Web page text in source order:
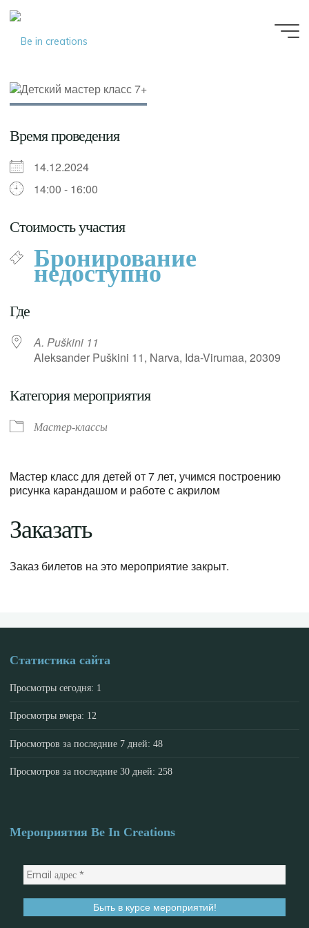
Время проведения
14.12.2024
14:00 - 16:00
Стоимость участия
Бронирование
недоступно
Где
A. Puškini 11
Aleksander Puškini 11, Narva, Ida-Virumaa, 20309
Категория мероприятия
Мастер-классы
Мастер класс для детей от 7 лет, учимся построению
рисунка карандашом и работе с акрилом
Заказать
Заказ билетов на это мероприятие закрыт.
Статистика сайта
Просмотры сегодня: 1
Просмотры вчера: 12
Просмотров за последние 7 дней:48
Просмотров за последние 30 дней: 258
Мероприятия Be In Creations